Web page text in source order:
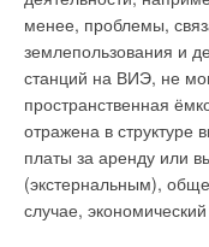
менее, проблемы,
землепользования и
станций на ВИЭ, не
пространственная
отражена в структуре
платы за аренду или
(экстернальным),
случае,